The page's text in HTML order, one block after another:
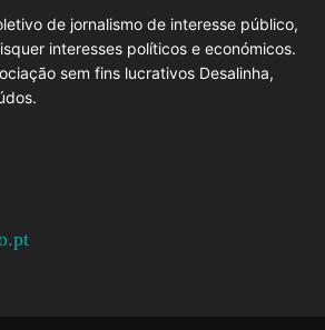
de jornalismo de interesse público,
interesses políticos e económicos.
sem fins lucrativos Desalinha,